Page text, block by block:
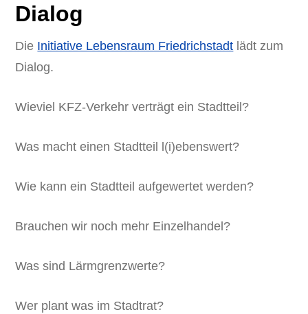
Dialog
Die Initiative Lebensraum Friedrichstadt lädt zum
Dialog.
Wieviel KFZ-Verkehr verträgt ein Stadtteil?
Was macht einen Stadtteil l(i)ebenswert?
Wie kann ein Stadtteil aufgewertet werden?
Brauchen wir noch mehr Einzelhandel?
Was sind Lärmgrenzwerte?
Wer plant was im Stadtrat?